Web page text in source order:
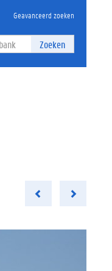
Geavanceerd zoeken
Zoeken